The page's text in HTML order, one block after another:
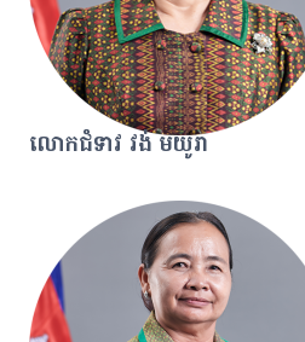
លោកជំទាវ វង់ មយូរា